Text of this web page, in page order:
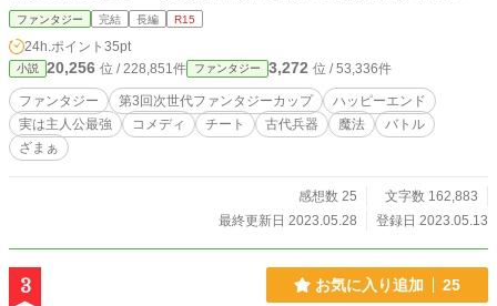
ルなんだ……って、嬉しくないっ！ そんな事を思いながらも、話し込んでし
まったし、連れて行ってあげる事に。 だけど、僕はただゴミに協力している
だけなのに、どこかの国の騎士に襲われたり、変な魔法使いに絡まれたり、僕を
家から追い出した父や弟が現れたり。 どうして皆、ゴミが欲しいの！？
……って、あれ？ いつの間にかゴミスキルが成長して、ゴミの修理が出来る様
になっていた。 一先ず、いつも一緒に居るゴミを修理してあげたら、見知ら
ぬ銀髪美少女が居て……って、どういう事！？ え、こっちが本当の姿なの！？
……とりあえず服を着てっ！ 僕を命の恩人だって言うのはさておき、ご奉
で出来るからっ！ それから、銀髪美少女の元仲間だという古代兵器と呼ばれ
る美少女たちに狙われ、返り討ちにして、可哀想だから修理してあげたら……僕
についてくるって！？ 待って！ 僕に奉仕する順番でケンカするとか、訳が
分かんないよっ！ ※第○話：主人公視点 挿話○：タイトルに書かれたキャラの
視点 となります。
ファンタジー 完結 長編 R15
24h.ポイント 35pt
小説 20,256 位 / 228,851件 ファンタジー 3,272 位 / 53,336件
ファンタジー 第3回次世代ファンタジーカップ
ハッピーエンド
実は主人公最強
コメディ チート 古代兵器 魔法
バトル
ざまぁ
感想数 25
文字数 162,883
最終更新日 2023.05.28
登録日 2023.05.13
3 お気に入り追加 25